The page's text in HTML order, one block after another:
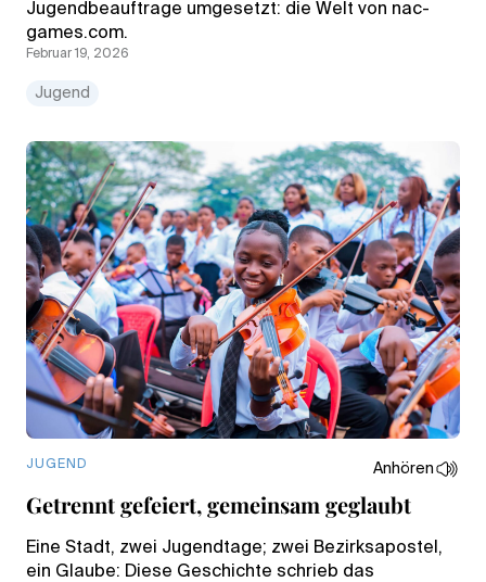
Jugendbeauftrage umgesetzt: die Welt von nac-
games.com.
Februar 19, 2026
Jugend
JUGEND Anhören
Getrennt gefeiert, gemeinsam geglaubt
Eine Stadt, zwei Jugendtage; zwei Bezirksapostel,
ein Glaube: Diese Geschichte schrieb das